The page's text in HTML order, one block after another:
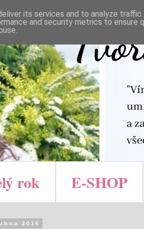
rok E-SHOP
2016
its services and to analyze
and security metrics to ensure